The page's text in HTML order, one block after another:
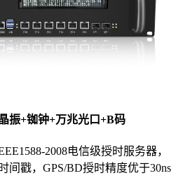
振+铷钟+万兆光口+B码
2008电信级授时服务器，
间戳，GPS/BD授时精度优于30ns